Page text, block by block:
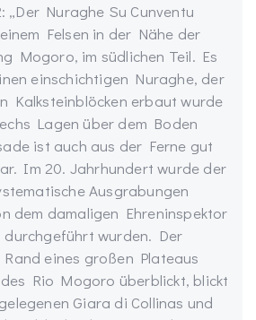
„Der Nuraghe Su Cunventu
Felsen in der Nähe der
Mogoro, im südlichen Teil. Es
einschichtigen Nuraghe, der
Kalksteinblöcken erbaut wurde
Lagen über dem Boden
ist auch aus der Ferne gut
Im 20. Jahrhundert wurde der
Ausgrabungen
dem damaligen Ehreninspektor
durchgeführt wurden. Der
eines großen Plateaus
Rio Mogoro überblickt, blickt
Giara di Collinas und